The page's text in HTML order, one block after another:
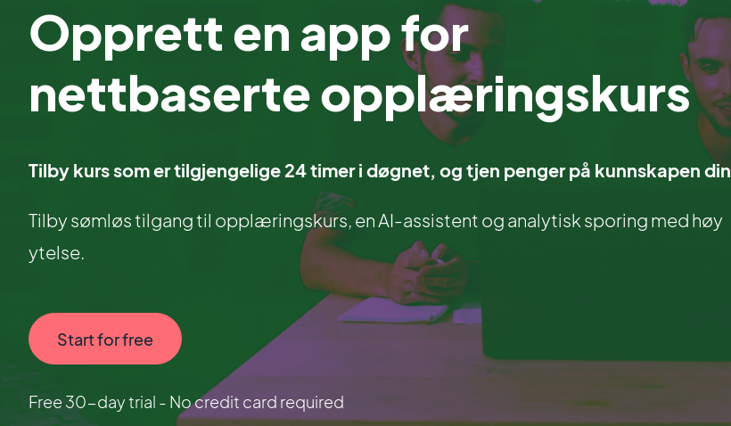
Opprett en app for
nettbaserte opplæringskurs
Tilby kurs som er tilgjengelige 24 timer i døgnet, og tjen penger på kunnskapen din
Tilby sømløs tilgang til opplæringskurs, en AI-assistent og analytisk sporing med høy
ytelse.
Start for free
Free 30-day trial - No credit card required